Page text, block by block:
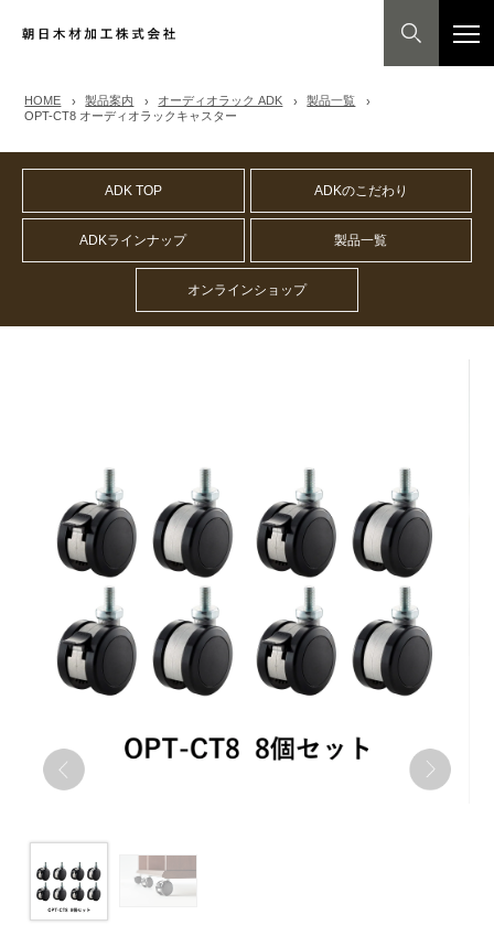
HOME 製品案内 オーディオラック ADK
製品一覧
OPT-CT8 オーディオラックキャスター
ADK TOP ADKのこだわり
ADKラインナップ 製品一覧
オンラインショップ